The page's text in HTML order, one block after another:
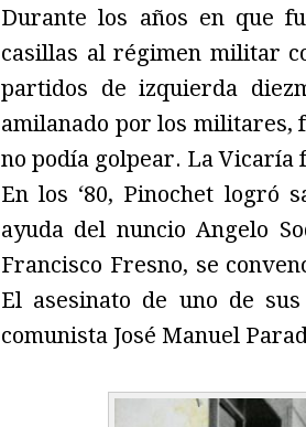
Durante los años en que
casillas al régimen militar
partidos de izquierda
amilanado por los militares,
no podía golpear. La Vicaría
En los ‘80, Pinochet logró
ayuda del nuncio Angelo
Francisco Fresno, se
El asesinato de uno de
comunista José Manuel